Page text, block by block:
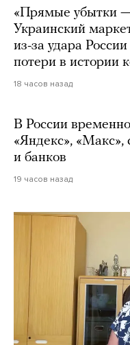
«Прямые убытки
Украинский
из-за удара
потери в истории
18 часов назад
В России
«Яндекс», «Макс»,
и банков
19 часов назад